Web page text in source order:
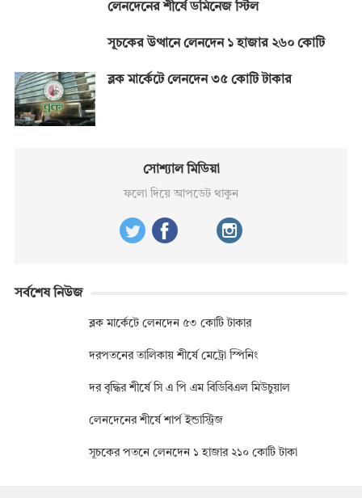
লেনদেনের শীর্ষে ডমিনেজ স্টিল
সূচকের উত্থানে লেনদেন ১ হাজার ২৬০ কোটি
ব্লক মার্কেটে লেনদেন ৩৫ কোটি টাকার
সোশ্যাল মিডিয়া
ফলো দিয়ে আপডেট থাকুন
সর্বশেষ নিউজ
ব্লক মার্কেটে লেনদেন ৫৩ কোটি টাকার
দরপতনের তালিকায় শীর্ষে মেট্রো স্পিনিং
দর বৃদ্ধির শীর্ষে সি এ পি এম বিডিবিএল মিউচুয়াল
লেনদেনের শীর্ষে শার্প ইন্ডাস্ট্রিজ
সূচকের পতনে লেনদেন ১ হাজার ২১০ কোটি টাকা